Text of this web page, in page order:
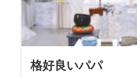
格好良いパパ